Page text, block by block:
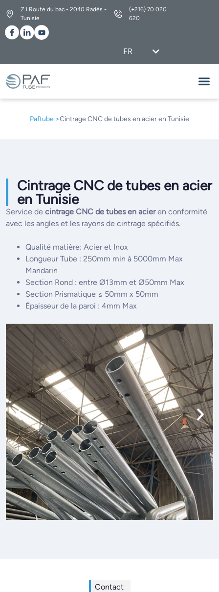
Z.I Route du bac - 2040 Radès -
Tunisie
(+216) 70 020
620
FR
EN
Paftube >Cintrage CNC de tubes en acier en Tunisie
Cintrage CNC de tubes en acier
en Tunisie
Service de cintrage CNC de tubes en acieren conformité
avec les angles et les rayons de cintrage spécifiés.
Qualité matière: Acier et Inox
Longueur Tube : 250mm min à 5000mm Max
Mandarin
Section Rond : entre Ø13mm et Ø50mm Max
Section Prismatique ≤ 50mm x 50mm
Épaisseur de la paroi : 4mm Max
Contact